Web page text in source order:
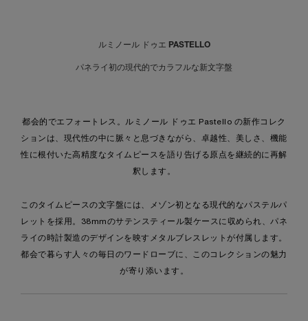
ルミノール ドゥエ PASTELLO
パネライ初の現代的でカラフルな新文字盤
都会的でエフォートレス。ルミノール ドゥエ Pastello の新作コレク
ションは、現代性の中に脈々と息づきながら、卓越性、美しさ、機能
性に根付いた高精度なタイムピースを語り告げる原点を継続的に再解
釈します。
このタイムピースの文字盤には、メゾン初となる現代的なパステルパ
レットを採用。38mmのサテンスティール製ケースに収められ、パネ
ライの時計製造のデザインを映すメタルブレスレットが付属します。
都会で暮らす人々の毎日のワードローブに、このコレクションの魅力
が寄り添います。